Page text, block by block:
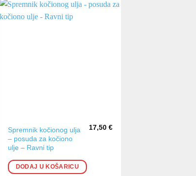
Spremnik kočionog ulja
– posuda za kočiono
ulje – Ravni tip
17,50 €
DODAJ U KOŠARICU